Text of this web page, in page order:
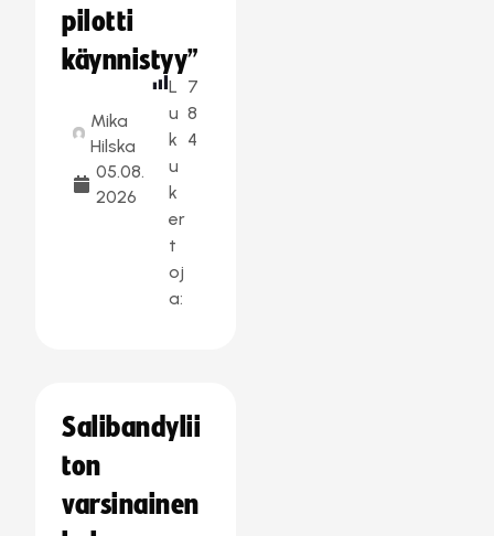
pilotti
käynnistyy”
Mika
Hilska
05.08.
2026
L
u
k
u
k
er
t
oj
a:
7
8
4
Salibandylii
ton
varsinainen